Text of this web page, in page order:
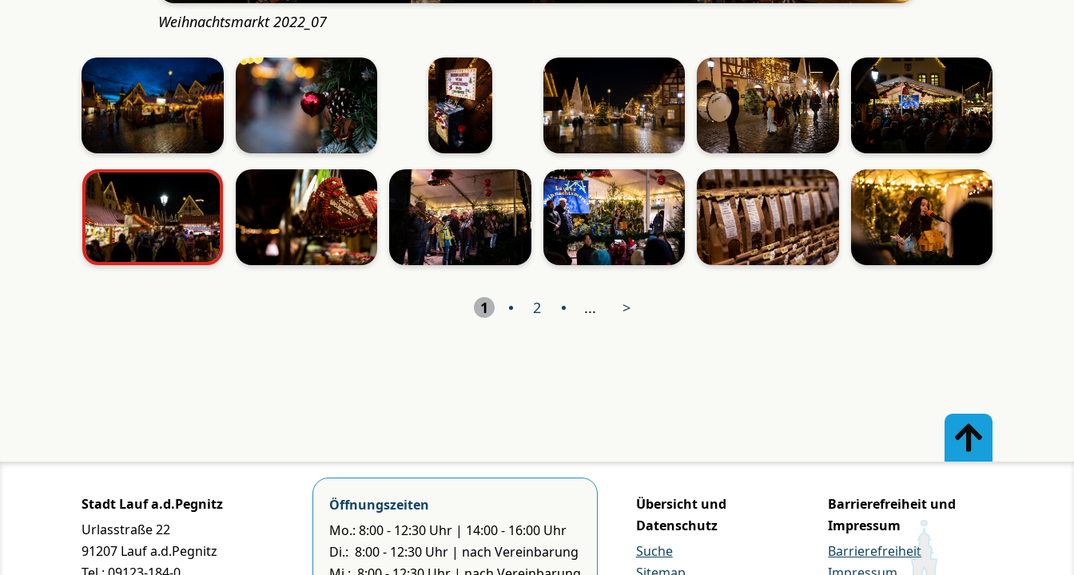
Weihnachtsmarkt 2022_07
1 2 ... >
Stadt Lauf a.d.Pegnitz
Urlasstraße 22
91207 Lauf a.d.Pegnitz
Öffnungszeiten
Mo.: 8:00 - 12:30 Uhr | 14:00 - 16:00 Uhr
Di.: 8:00 - 12:30 Uhr | nach Vereinbarung
Übersicht und
Datenschutz
Suche
Barrierefreiheit und
Impressum
Barrierefreiheit